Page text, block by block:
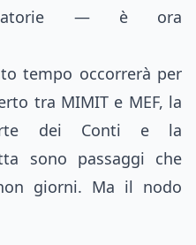
— è ora
tempo occorrerà per
tra MIMIT e MEF, la
dei Conti e la
sono passaggi che
giorni. Ma il nodo